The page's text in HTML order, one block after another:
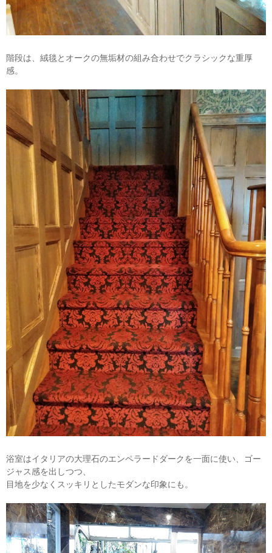
階段は、絨毯とオークの無垢材の組み合わせでクラシックな重厚
感。
浴室はイタリアの大理石のエンペラードダークを一面に使い、ゴー
ジャス感を出しつつ、
目地を少なくスッキリとしたモダンな印象にも。